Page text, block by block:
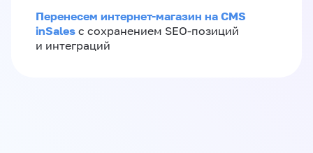
Перенесем интернет-магазин на CMS
inSales с сохранением SEO-позиций
и интеграций